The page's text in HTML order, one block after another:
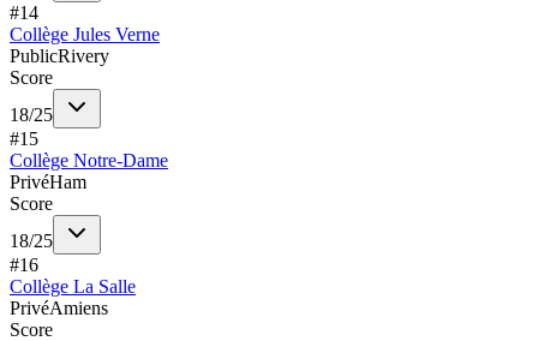
#14
Collège Jules Verne
PublicRivery
Score
18/25
#15
Collège Notre-Dame
PrivéHam
Score
18/25
#16
Collège La Salle
PrivéAmiens
Score